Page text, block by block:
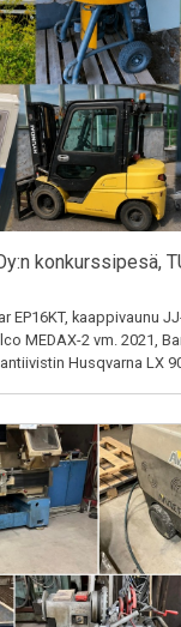
konkurssipesä,
EP16KT, kaappivaunu
MEDAX-2 vm. 2021,
Husqvarna LX